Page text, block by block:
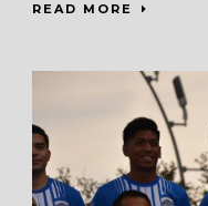
READ MORE